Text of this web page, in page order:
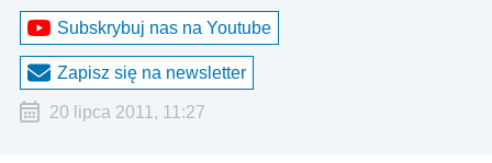
Subskrybuj nas na Youtube
Zapisz się na newsletter
20 lipca 2011, 11:27